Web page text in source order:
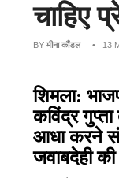
चाहिए
BY मीना कौंडल • 13
शिमला:
कविंद्र
आधा करने
जवाबदेही